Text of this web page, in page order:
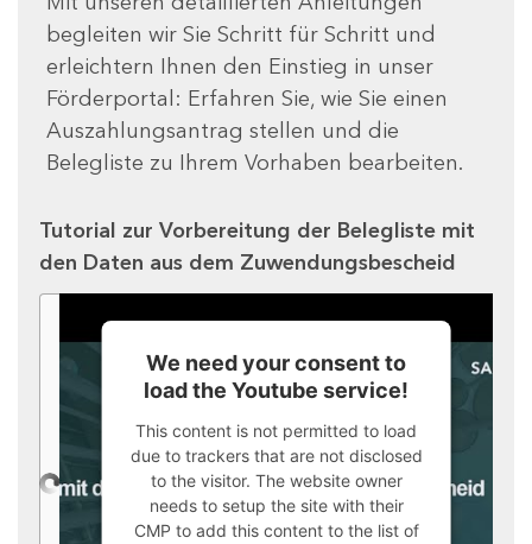
begleiten wir Sie Schritt für Schritt und
erleichtern Ihnen den Einstieg in unser
Förderportal: Erfahren Sie, wie Sie einen
Auszahlungsantrag stellen und die
Belegliste zu Ihrem Vorhaben bearbeiten.
Tutorial zur Vorbereitung der Belegliste mit
den Daten aus dem Zuwendungsbescheid
We need your consent to
load the Youtube service!
This content is not permitted to load
due to trackers that are not disclosed
to the visitor. The website owner
needs to setup the site with their
CMP to add this content to the list of